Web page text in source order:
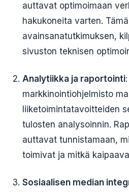
auttavat optimoimaan
hakukoneita varten.
avainsanatutkimuksen,
sivuston teknisen
Analytiikka ja raportointi
markkinointiohjelmisto
liiketoimintatavoitteiden
tulosten analysoinnin.
auttavat tunnistamaan,
toimivat ja mitkä
Sosiaalisen median